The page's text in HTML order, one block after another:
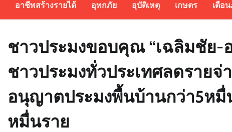
อาชีพสร้างรายได้ อุทกภัย อุบัติเหตุ เกษตร เตือ
ชาวประมงขอบคุณ “เฉลิมชัย-
ชาวประมงทั่วประเทศลดรายจ่
อนุญาตประมงพื้นบ้านกว่า5หมื่
หมื่นราย